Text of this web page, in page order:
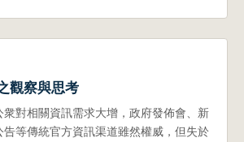
觀察與思考
對相關資訊需求大增，政府發佈會、新
等傳統官方資訊渠道雖然權威，但失於